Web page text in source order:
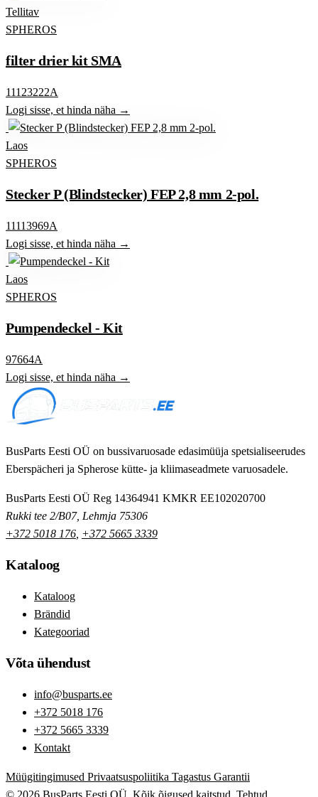
Tellitav
SPHEROS
filter drier kit SMA
11123222A
Logi sisse, et hinda näha →
Laos
SPHEROS
Stecker P (Blindstecker) FEP 2,8 mm 2-pol.
11113969A
Logi sisse, et hinda näha →
Laos
SPHEROS
Pumpendeckel - Kit
97664A
Logi sisse, et hinda näha →
BusParts Eesti OÜ on bussivaruosade edasimüüja spetsialiseerudes
Eberspächeri ja Spherose kütte- ja kliimaseadmete varuosadele.
BusParts Eesti OÜ Reg 14364941 KMKR EE102020700
Rukki tee 2/B07, Lehmja 75306
+372 5018 176 +372 5665 3339
Kataloog
Kataloog
Brändid
Kategooriad
Võta ühendust
info@busparts.ee
+372 5018 176
+372 5665 3339
Kontakt
Müügitingimused Privaatsuspoliitika Tagastus Garantii
© 2026 BusParts Eesti OÜ. Kõik õigused kaitstud. Tehtud